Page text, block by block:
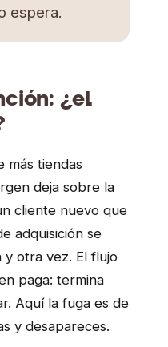
espera.
¿el
más tiendas
deja sobre la
cliente nuevo que
adquisición se
y otra vez. El flujo
paga: termina
Aquí la fuga es de
y desapareces.